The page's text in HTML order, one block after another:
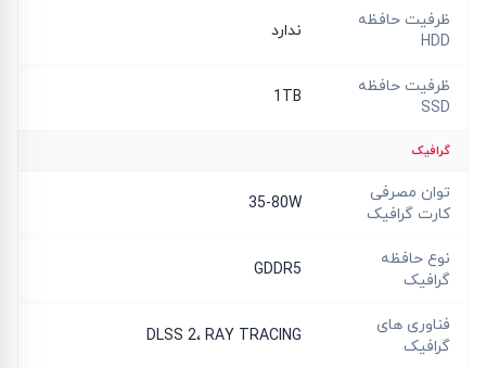
ظرفیت حافظه
HDD
ندارد
ظرفیت حافظه
SSD
1TB
گرافیک
توان مصرفی
کارت گرافیک
35-80W
نوع حافظه
گرافیک
GDDR5
فناوری های
گرافیک
DLSS 2، RAY TRACING